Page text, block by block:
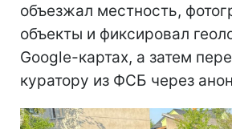
объезжал местность,
объекты и фиксировал
Google-картах, а затем
куратору из ФСБ через